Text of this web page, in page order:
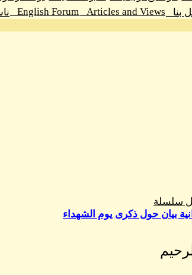
بنا Articles and Views
English Forum
سلسلة
بيان حول ذكرى يوم الشهداء